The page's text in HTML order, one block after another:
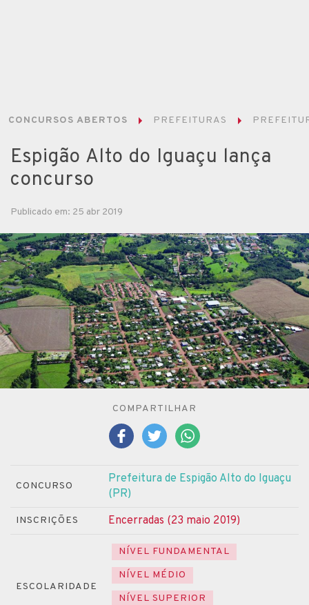
CONCURSOS ABERTOS PREFEITURAS
Espigão Alto do Iguaçu lança
concurso
Publicado em: 25 abr 2019
COMPARTILHAR
CONCURSO
Prefeitura de Espigão Alto do Iguaçu
(PR)
INSCRIÇÕES Encerradas (23 maio 2019)
ESCOLARIDADE
NÍVEL FUNDAMENTAL
NÍVEL MÉDIO
NÍVEL SUPERIOR